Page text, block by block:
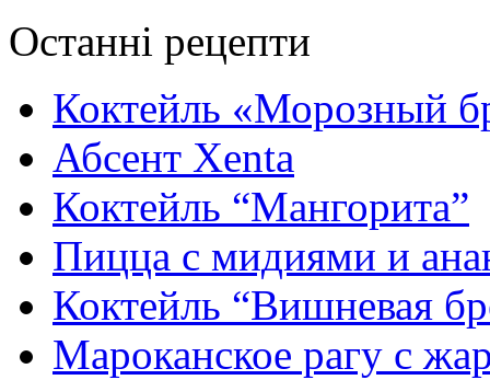
Останні рецепти
Коктейль «Морозный
Абсент Xenta
Коктейль “Мангорита”
Пицца с мидиями и
Коктейль “Вишневая
Мароканское рагу с